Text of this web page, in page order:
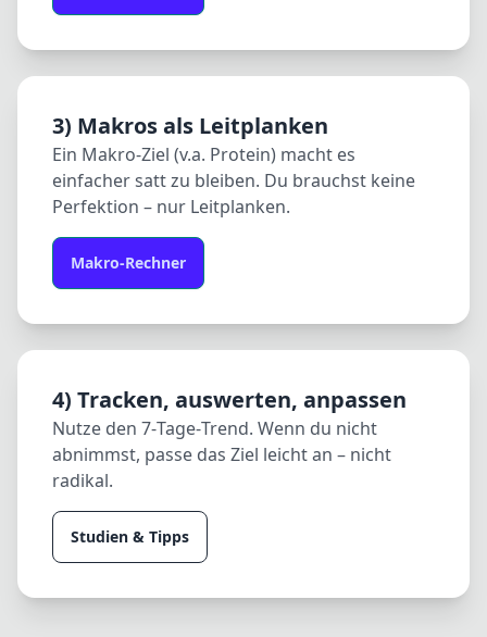
3) Makros als Leitplanken
Ein Makro‑Ziel (v.a. Protein) macht es
einfacher satt zu bleiben. Du brauchst keine
Perfektion – nur Leitplanken.
Makro-Rechner
4) Tracken, auswerten, anpassen
Nutze den 7‑Tage‑Trend. Wenn du nicht
abnimmst, passe das Ziel leicht an – nicht
radikal.
Studien & Tipps